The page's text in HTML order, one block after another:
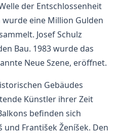
der Entschlossenheit
wurde eine Million Gulden
Josef Schulz
Bau. 1983 wurde das
Neue Szene, eröffnet.
Gebäudes
Künstler ihrer Zeit
befinden sich
und František Ženíšek. Den